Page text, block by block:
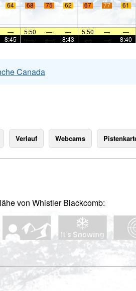
64 68 75 62 67 77 61
— 5:50 — — 5:50 — —
8:45 — — 8:43 — — 8:40
Canada
Verlauf Webcams
von Whistler Blackcomb: